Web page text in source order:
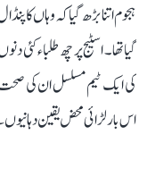
ہجوم اتنا بڑھ گیا کہ وہاں کا
گیا تھا۔ اسٹیج پر چھ طلباء
کی ایک ٹیم مسلسل ان کی
اس بار لڑائی محض یقین